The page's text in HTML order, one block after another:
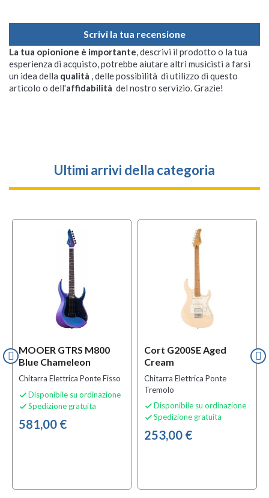
Scrivi la tua recensione
La tua opionione è importante, descrivi il prodotto o la tua
esperienza di acquisto, potrebbe aiutare altri musicisti a farsi
un idea della qualità , delle possibilità di utilizzo di questo
articolo o dell'affidabilità del nostro servizio. Grazie!
Ultimi arrivi della categoria
MOOER GTRS M800
Blue Chameleon
Chitarra Elettrica Ponte Fisso
 Disponibile su ordinazione
 Spedizione gratuita
581,00 €
Cort G200SE Aged
Cream
Chitarra Elettrica Ponte
Tremolo
 Disponibile su ordinazione
 Spedizione gratuita
253,00 €